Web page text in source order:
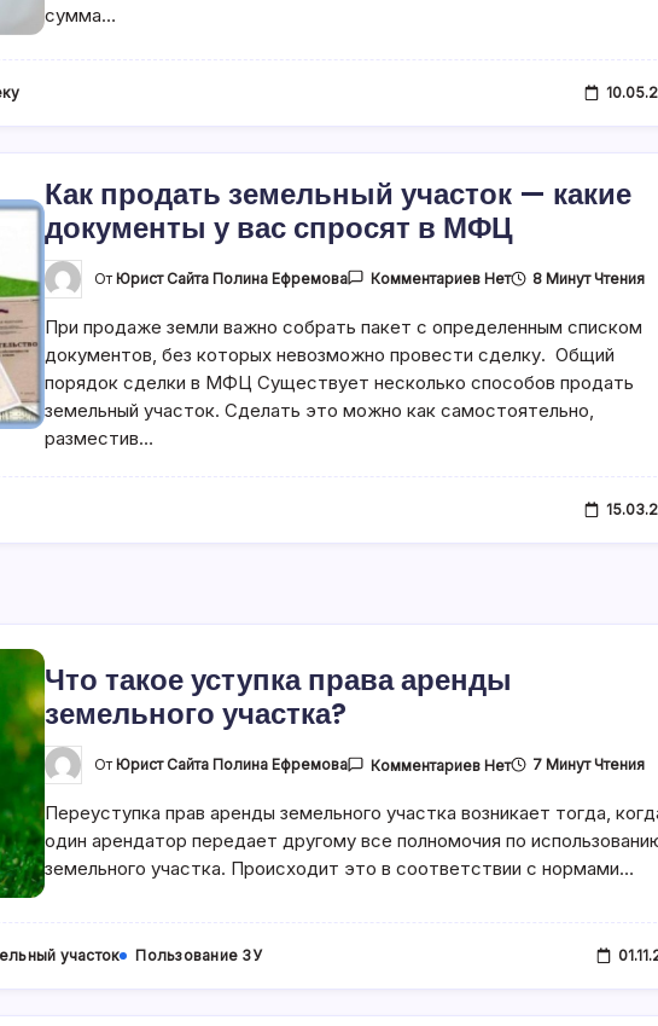
сумма…
Как продать земельный участок — какие
документы у вас спросят в МФЦ
ОтЮрист Сайта Полина Ефремова КомментариевК
Продать
Земельный
Участок
—
Какие
Документы
Нет 8 Минут Чтения
При продаже земли важно собрать пакет с определенным списком
документов, без которых невозможно провести сделку. Общий
порядок сделки в МФЦ Существует несколько способов продать
земельный участок. Сделать это можно как самостоятельно,
разместив…
Что такое уступка права аренды
земельного участка?
От Юрист Сайта Полина Ефремова КомментариевК
Такое
Права
Аренды
Земельного
Нет 7 Минут Чтения
Переуступка прав аренды земельного участка возникает тогда,
один арендатор передает другому все полномочия по
земельного участка. Происходит это в соответствии с нормами…
участок Пользование ЗУ